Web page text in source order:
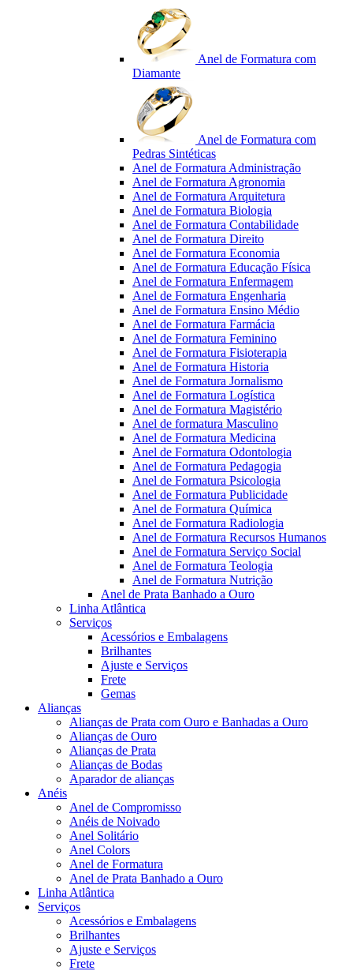
Anel de Formatura com
Diamante
Anel de Formatura com
Pedras Sintéticas
Anel de Formatura Administração
Anel de Formatura Agronomia
Anel de Formatura Arquitetura
Anel de Formatura Biologia
Anel de Formatura Contabilidade
Anel de Formatura Direito
Anel de Formatura Economia
Anel de Formatura Educação Física
Anel de Formatura Enfermagem
Anel de Formatura Engenharia
Anel de Formatura Ensino Médio
Anel de Formatura Farmácia
Anel de Formatura Feminino
Anel de Formatura Fisioterapia
Anel de Formatura Historia
Anel de Formatura Jornalismo
Anel de Formatura Logística
Anel de Formatura Magistério
Anel de formatura Masculino
Anel de Formatura Medicina
Anel de Formatura Odontologia
Anel de Formatura Pedagogia
Anel de Formatura Psicologia
Anel de Formatura Publicidade
Anel de Formatura Química
Anel de Formatura Radiologia
Anel de Formatura Recursos Humanos
Anel de Formatura Serviço Social
Anel de Formatura Teologia
Anel de Formatura Nutrição
Anel de Prata Banhado a Ouro
Linha Atlântica
Serviços
Acessórios e Embalagens
Brilhantes
Ajuste e Serviços
Frete
Gemas
Alianças
Alianças de Prata com Ouro e Banhadas a Ouro
Alianças de Ouro
Alianças de Prata
Alianças de Bodas
Aparador de alianças
Anéis
Anel de Compromisso
Anéis de Noivado
Anel Solitário
Anel Colors
Anel de Formatura
Anel de Prata Banhado a Ouro
Linha Atlântica
Serviços
Acessórios e Embalagens
Brilhantes
Ajuste e Serviços
Frete